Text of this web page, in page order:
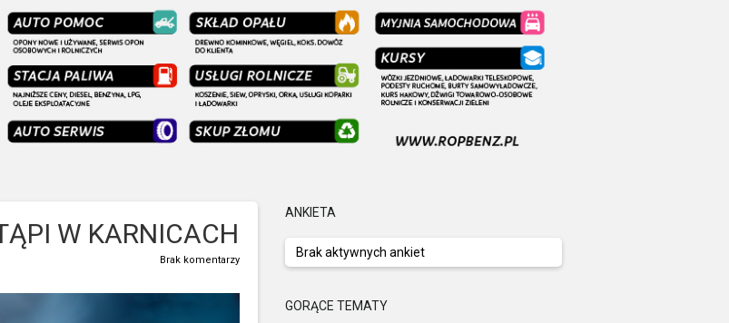
W KARNICACH
Brak komentarzy
ANKIETA
Brak aktywnych ankiet
GORĄCE TEMATY